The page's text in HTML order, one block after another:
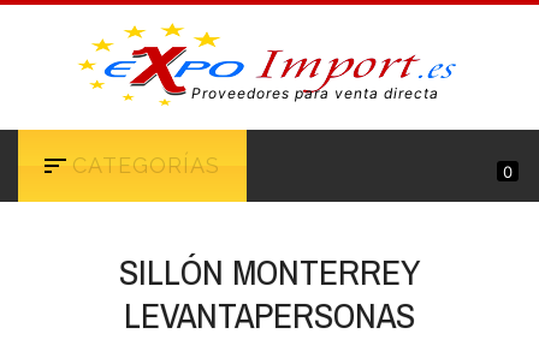
Proveedores para venta directa
CATEGORÍAS 0
SILLÓN MONTERREY
LEVANTAPERSONAS